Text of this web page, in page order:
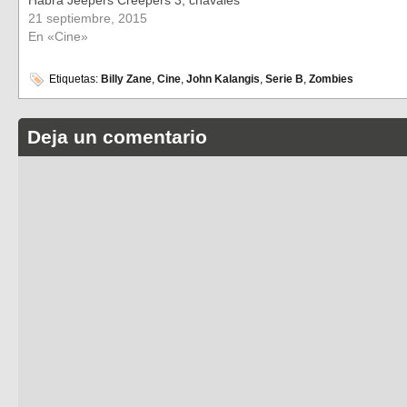
21 septiembre, 2015
En «Cine»
Etiquetas: Billy Zane, Cine, John Kalangis, Serie B, Zombies
Deja un comentario